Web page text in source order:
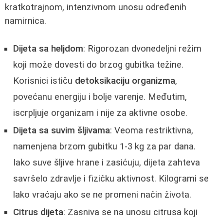
kratkotrajnom, intenzivnom unosu određenih
namirnica.
Dijeta sa heljdom: Rigorozan dvonedeljni režim
koji može dovesti do brzog gubitka težine.
Korisnici ističu detoksikaciju organizma,
povećanu energiju i bolje varenje. Međutim,
iscrpljuje organizam i nije za aktivne osobe.
Dijeta sa suvim šljivama: Veoma restriktivna,
namenjena brzom gubitku 1-3 kg za par dana.
Iako suve šljive hrane i zasićuju, dijeta zahteva
savršelo zdravlje i fizičku aktivnost. Kilogrami se
lako vraćaju ako se ne promeni način života.
Citrus dijeta: Zasniva se na unosu citrusa koji